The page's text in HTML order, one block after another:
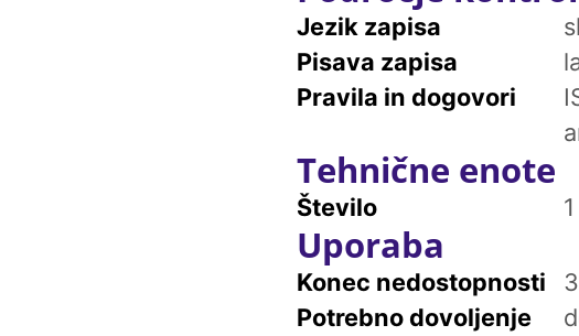
Jezik zapisa
Pisava zapisa
Pravila in dogovori
Tehnične enote
Število 1
Uporaba
Konec nedostopnosti
Potrebno dovoljenje